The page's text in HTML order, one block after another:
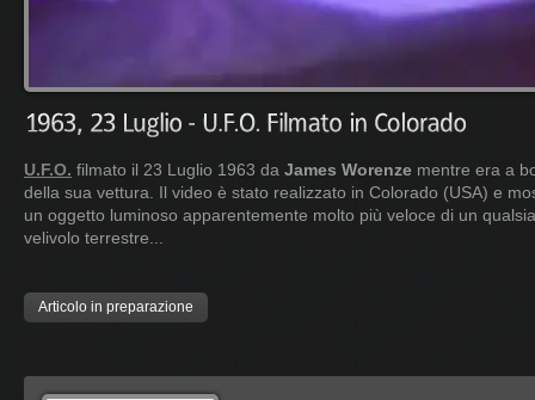
U.F.O. filmato il 23 Luglio 1963 da James Worenze mentre era a
della sua vettura. Il video è stato realizzato in Colorado (USA) e
un oggetto luminoso apparentemente molto più veloce di un
velivolo terrestre...
Articolo in preparazione